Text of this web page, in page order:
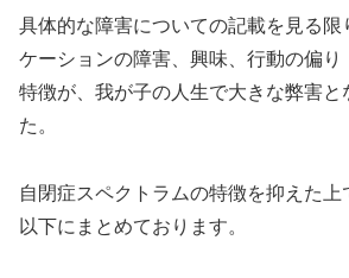
具体的な障害についての記載を見る限
ケーションの障害、興味、行動の偏り
特徴が、我が子の人生で大きな弊害と
た。
自閉症スペクトラムの特徴を抑えた
以下にまとめております。